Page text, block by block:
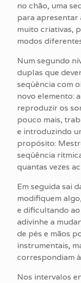
no chão, uma
para apresentar
muito criativas,
modos
Num segundo
duplas que
seqüência com
novo elemento:
reproduzir os
pouco mais,
e introduzindo
propósito:
seqüência
quantas vezes
Em seguida sai
modifiquem
e dificultando
adivinhe a
de pés e mãos
instrumentais,
correspondiam
Nos intervalos